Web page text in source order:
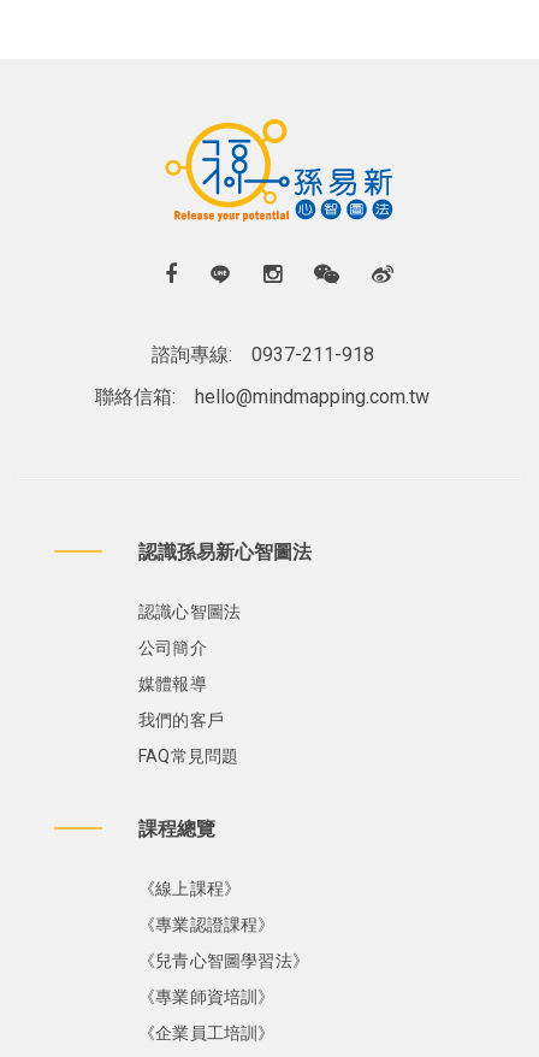
諮詢專線:
0937-211-918
聯絡信箱:
hello@mindmapping.com.tw
認識孫易新心智圖法
認識心智圖法
公司簡介
媒體報導
我們的客戶
FAQ常見問題
課程總覽
《線上課程》
《專業認證課程》
《兒青心智圖學習法》
《專業師資培訓》
《企業員工培訓》